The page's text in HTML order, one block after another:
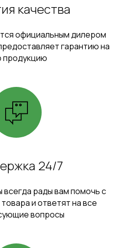
качества
официальным дилером
гарантию на
продукцию
24/7
всегда рады вам помочь с
и ответят на все
вопросы